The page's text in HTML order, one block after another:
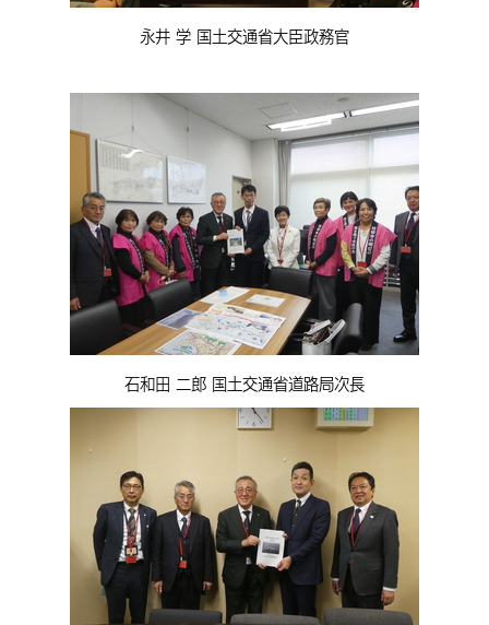
永井 学 国土交通省大臣政務官
石和田 二郎 国土交通省道路局次長